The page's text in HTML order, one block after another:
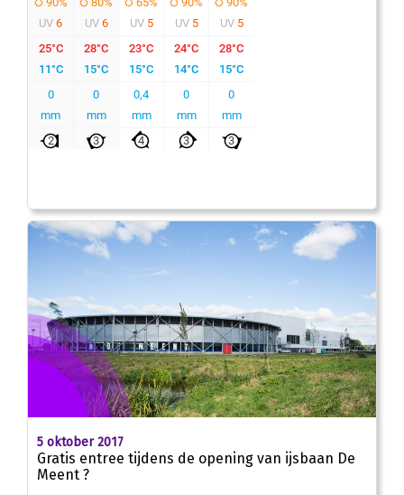
5 oktober 2017
Gratis entree tijdens de opening van ijsbaan De
Meent ?